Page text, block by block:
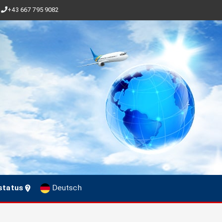
+43 667 795 9082
Deutsch